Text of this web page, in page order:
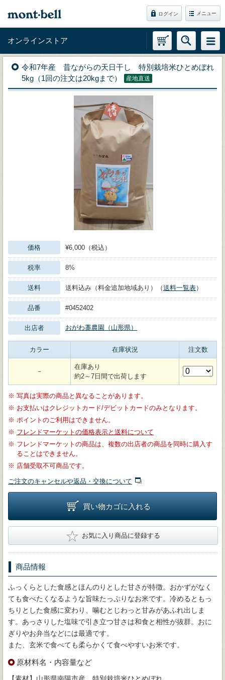
ログイン メニュー
オンラインストア
令和7年産 昔ながらの天日干し 特別栽培米ひとめぼれ
5kg（1回の注文は20kgまで）
産地直送
価格 ¥6,000（税込）
税率 8%
送料 送料込み（料金追加地域あり）（送料一覧表）
品番 #0452402
出店者 おがわ藁農園（山形県）
カラー 在庫状況 注文数
－
在庫あり
約2～7日間で出荷します
※ 写真は実際の商品と異なることがあります。
※ お支払いはクレジットカード/デビットカードのみとなります。
※ ポイントのご利用はできません。
※ フレンドマーケットの価格表示と送料について
※ フレンドマーケットの商品は、複数の出店者の商品を同時に購入す
ることはできません。
※ 店舗受取不可商品です。
ご注文のキャンセルや返品・交換について
買い物カゴに入れる
★ お気に入り商品に登録する
商品情報
ふっくらとした食感とほんのりとした甘さが特徴。おかずがなく
ても食べたくなるような旨味たっぷりなお米です。冷めるともっ
ちりとした食感に変わり、噛むとじわっと甘みがあふれ出しま
す。あっさりした塩味で引き立つ甘さは和食と相性が抜群。おに
ぎりやお弁当などには最適です。
また、玄米で食べても柔らかくて食べやすいお米です。
原材料名・内容量など
【素材】山形県南陽市産 特別栽培米ひとめぼれ